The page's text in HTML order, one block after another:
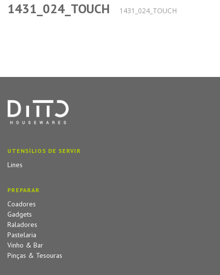
1431_024_TOUCH 1431_024_TOUCH
UTENSÍLIOS DE SERVIR
Lines
PREPARAR
Coadores
Gadgets
Raladores
Pastelaria
Vinho & Bar
Pinças & Tesouras